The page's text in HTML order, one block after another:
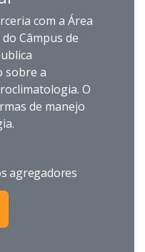
com a Área
Câmpus de
sobre a
O
de manejo
agregadores